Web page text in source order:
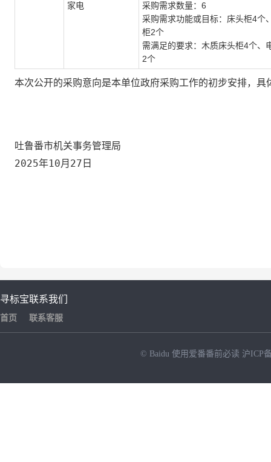
家电
采购需求数量：6
采购需求功能或目标：床头柜4个
柜2个
需满足的要求：木质床头柜4个、
2个
本次公开的采购意向是本单位政府采购工作的初步安排，
吐鲁番市机关事务管理局
2025年10月27日
寻标宝
首页
联系我们
联系客服
© Baidu 使用爱番番前必读 沪ICP